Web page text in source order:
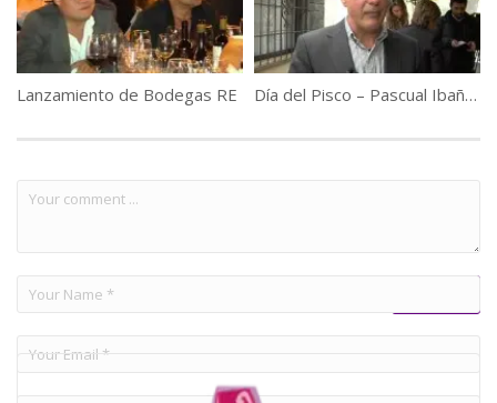
Lanzamiento de Bodegas RE Día del Pisco – Pascual Ibañez